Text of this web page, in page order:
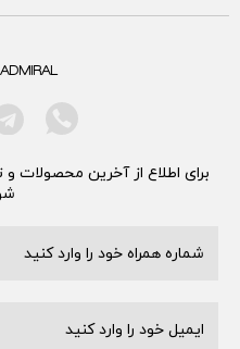
برای اطلاع از آخرین محصولات